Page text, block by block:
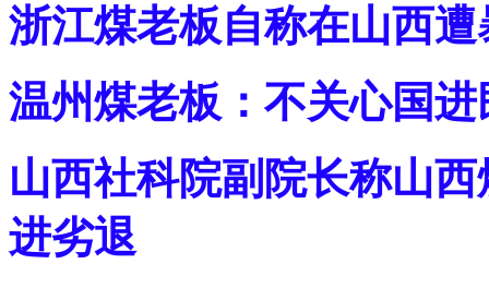
浙江煤老板自称在山西
温州煤老板：不关心国
山西社科院副院长称山
进劣退